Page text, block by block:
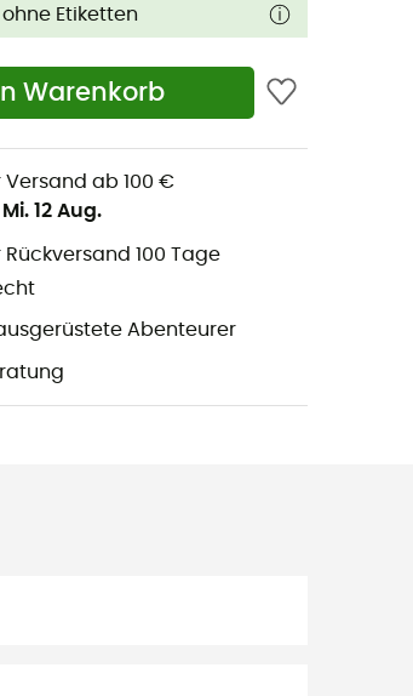
ohne Etiketten
Warenkorb
Versand ab 100 €
Mi. 12 Aug.
Rückversand 100 Tage
Abenteurer